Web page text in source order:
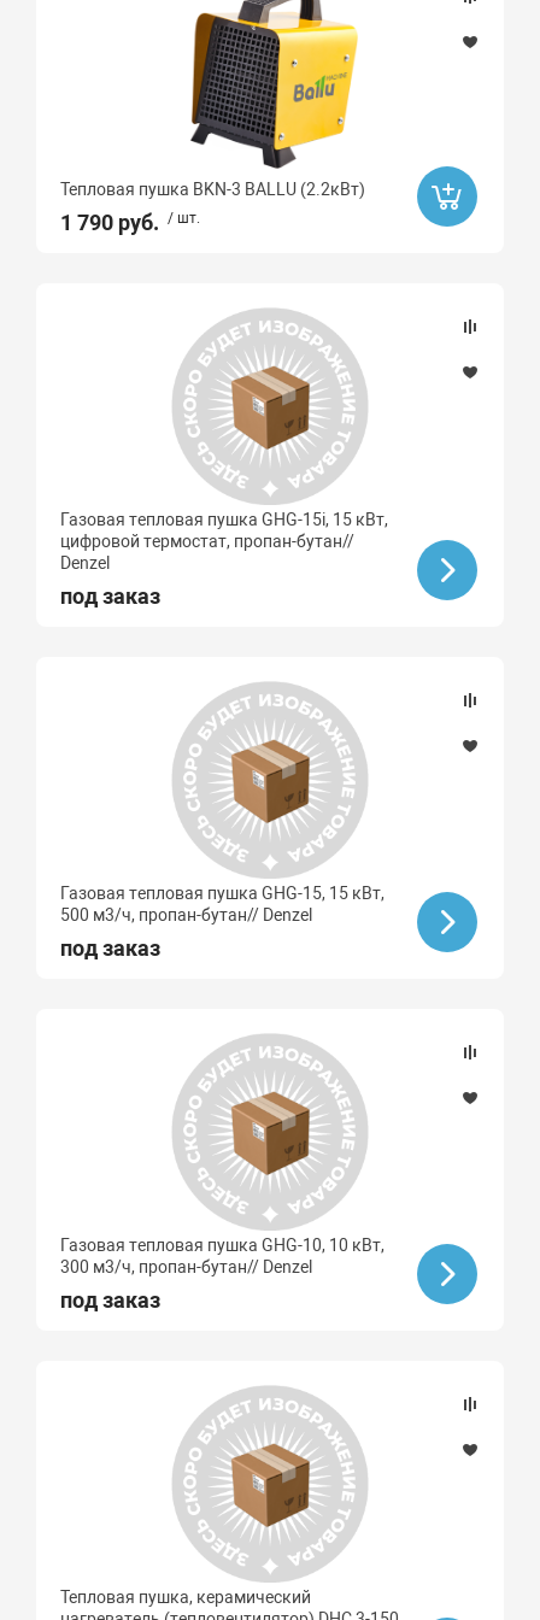
Тепловая пушка BKN-3 BALLU (2.2кВт)
1 790 руб. / шт.
Газовая тепловая пушка GHG-15i, 15 кВт,
цифровой термостат, пропан-бутан//
Denzel
под заказ
Газовая тепловая пушка GHG-15, 15 кВт,
500 м3/ч, пропан-бутан// Denzel
под заказ
Газовая тепловая пушка GHG-10, 10 кВт,
300 м3/ч, пропан-бутан// Denzel
под заказ
Тепловая пушка, керамический